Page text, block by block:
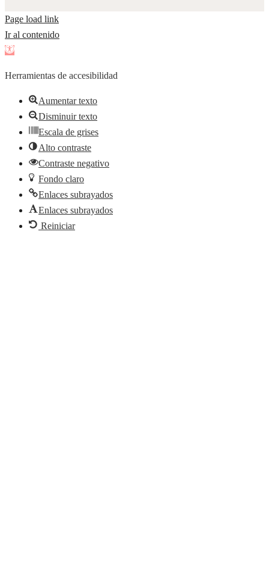
Page load link
Ir al contenido
Abrir
de
herramientas
Herramientas de accesibilidad
Aumentar texto
Disminuir texto
Escala de grises
Alto contraste
Contraste negativo
Fondo claro
Enlaces subrayados
Enlaces subrayados
Reiniciar